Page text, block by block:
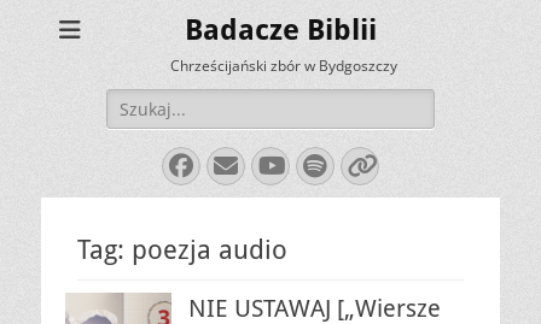
Badacze Biblii
Chrześcijański zbór w Bydgoszczy
Szukaj:
Facebook
E-
mail
YouTube
Spotify
Link
Tag: poezja audio
NIE USTAWAJ [„Wiersze